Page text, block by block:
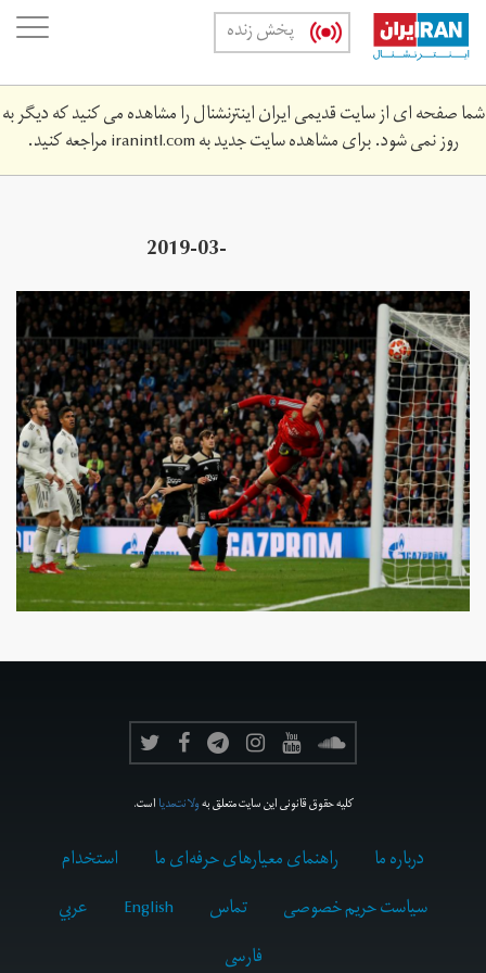
Skip
main
content
پخش زنده
شما صفحه ای از سایت قدیمی ایران اینترنشنال را مشاهده می کنید که دیگر به
روز نمی شود. برای مشاهده سایت جدید بهiranintl.comمراجعه کنید.
2019-03-
champions-mad-aja.jpg
کلیه حقوق قانونی این سایت متعلق بهولانت‌مدیااست.
درباره ما راهنمای معیارهای حرفه‌ای ما
استخدام
سیاست حریم خصوصی
تماس English
عربي
فارسى